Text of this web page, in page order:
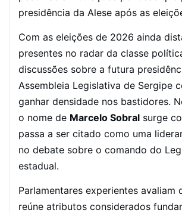
presidência da Alese após as
Com as eleições de 2026 ainda
presentes no radar da classe
discussões sobre a futura
Assembleia Legislativa de Sergipe
ganhar densidade nos bastidores.
o nome de Marcelo Sobral surge
passa a ser citado como uma
no debate sobre o comando do
estadual.
Parlamentares experientes avaliam
reúne atributos considerados